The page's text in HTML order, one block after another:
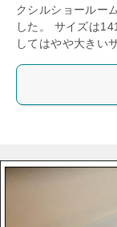
クシルショールー
した。 サイズは
してはやや大きい